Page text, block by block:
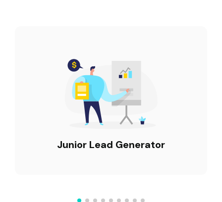
Junior Lead Generator